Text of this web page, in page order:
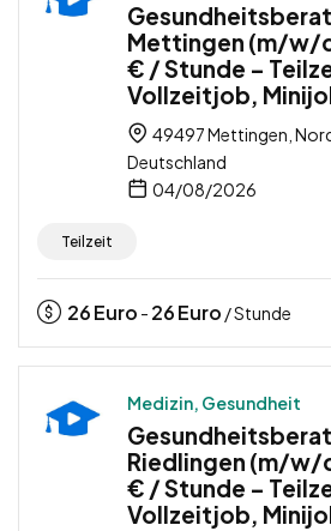
Mettingen (m/w/
€ / Stunde –
Vollzeitjob,
49497 Mettingen,
Deutschland
04/08/2026
Teilzeit
26Euro - 26Euro / Stunde
Medizin, Gesundheit
Riedlingen (m/w/
€ / Stunde –
Vollzeitjob,